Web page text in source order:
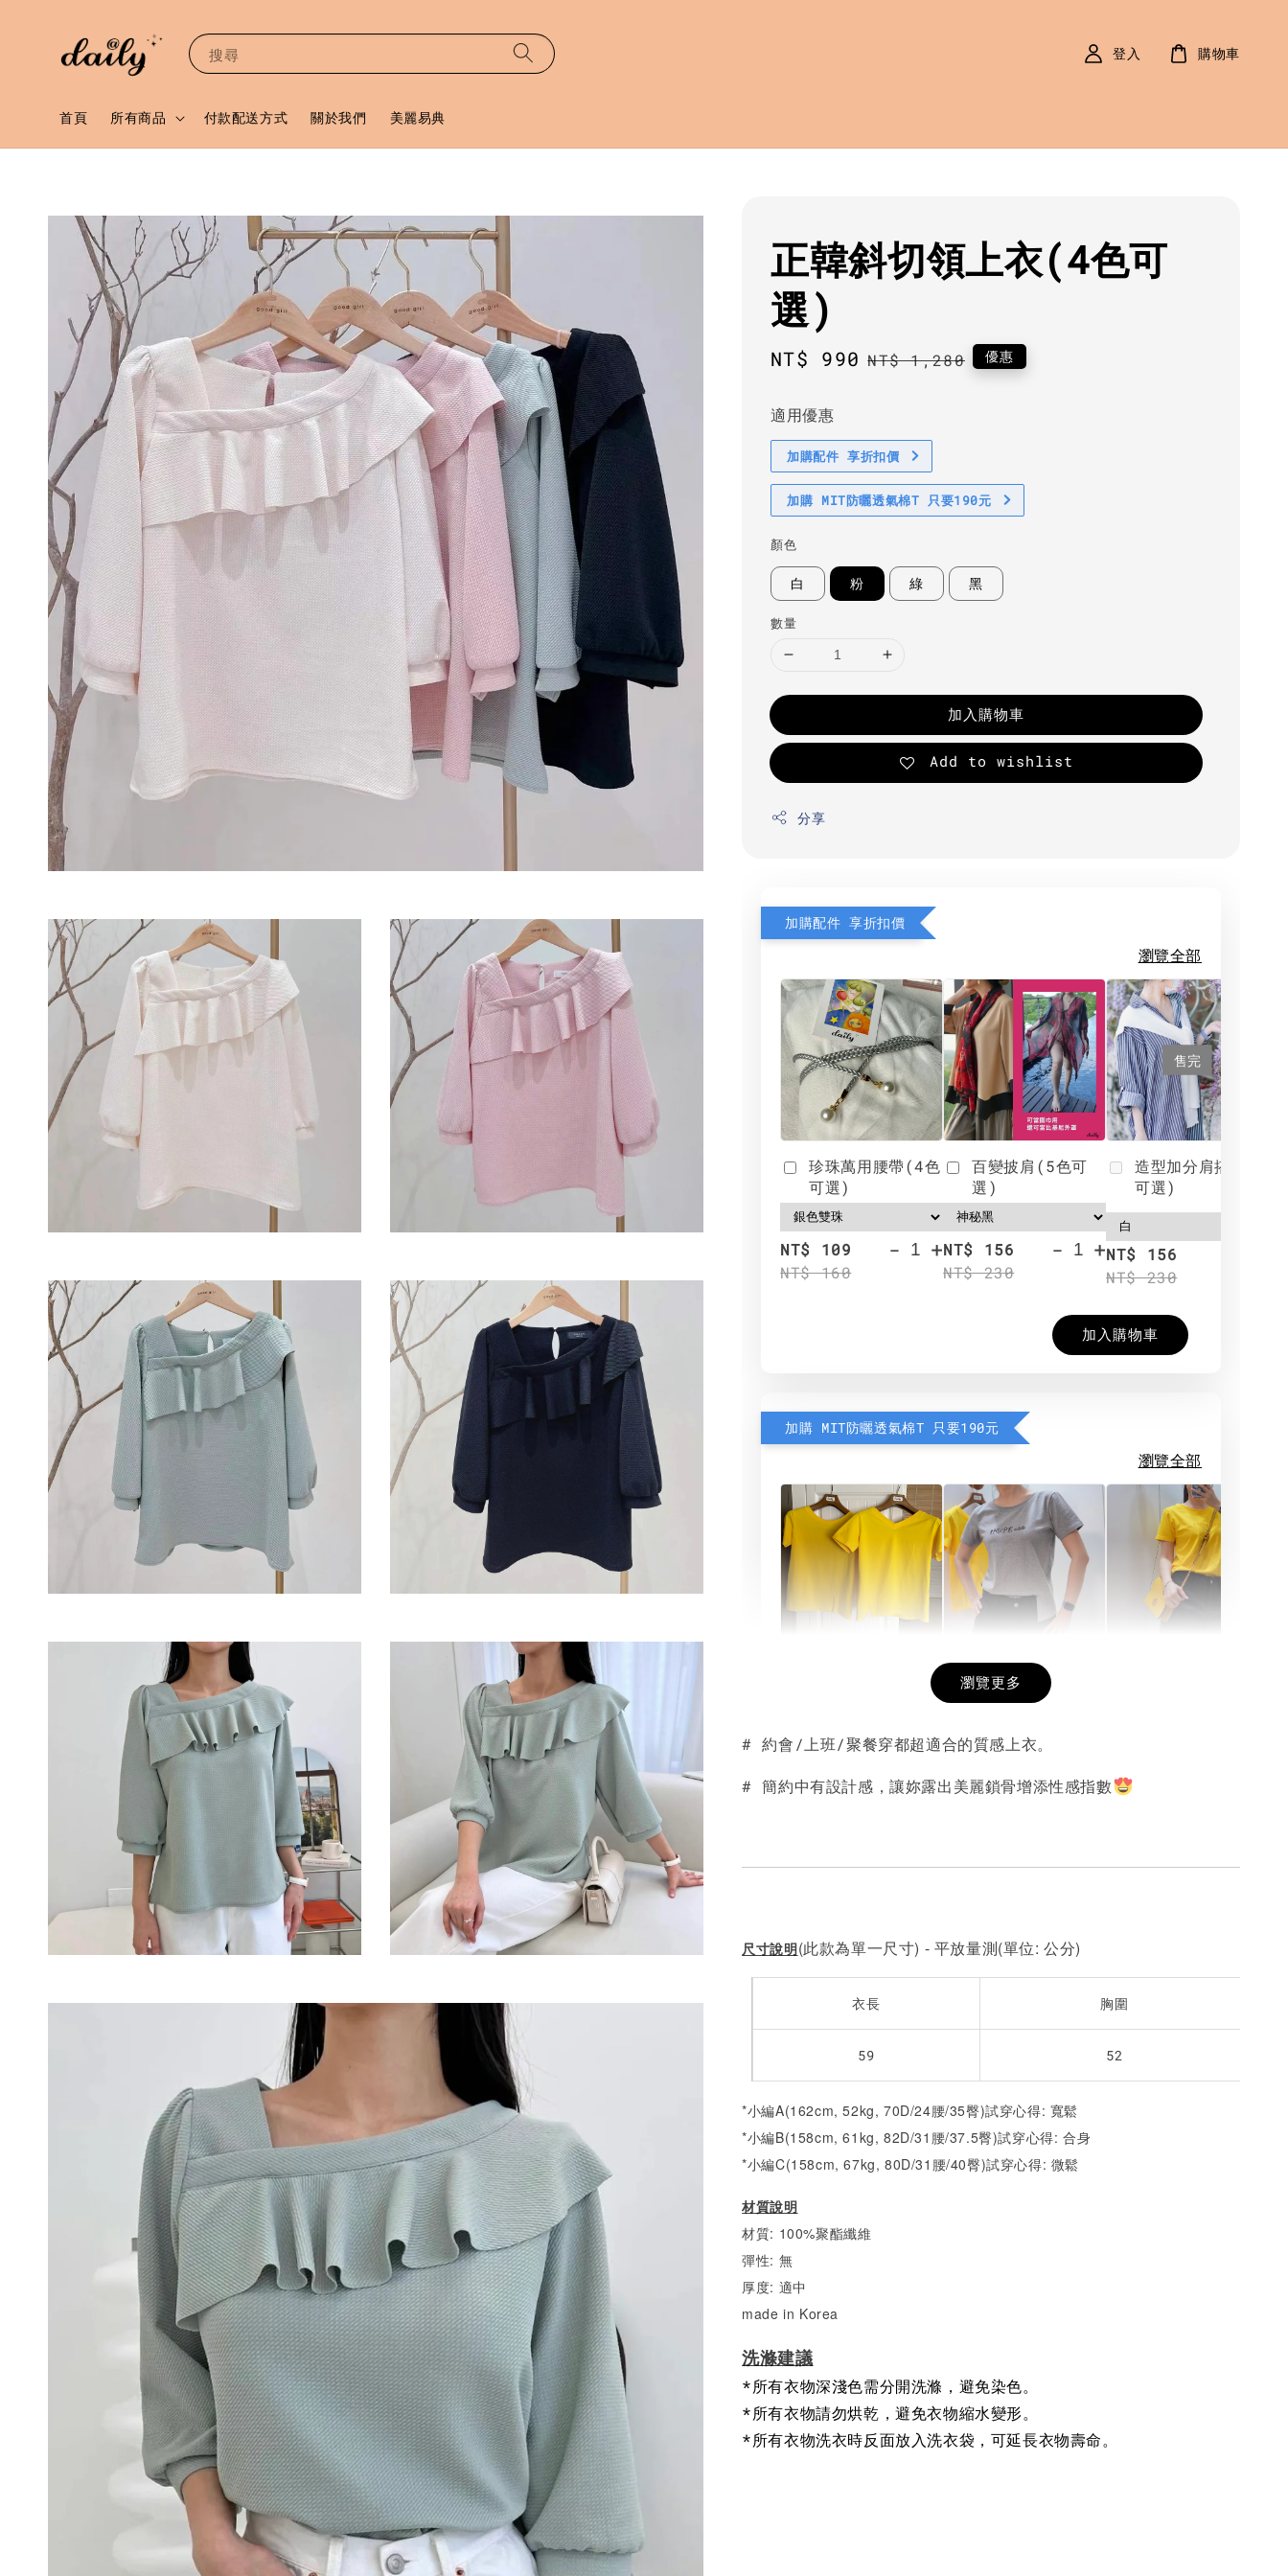
搜尋
首頁 所有商品 付款配送方式 關於我們 美麗易典
登入 購物車
正韓斜切領上衣(4色可
選)
Sale
NT$ 990 Regular
NT$ 1,280 優惠
適用優惠
加購配件 享折扣價
加購 MIT防曬透氣棉T 只要190元
顏色
白 粉 綠 黑
數量
加入購物車
Add to wishlist
分享
加購配件 享折扣價
瀏覽全部
珍珠萬用腰帶(4色
可選)
NT$ 109
NT$ 160
- +
百變披肩(5色可
選)
NT$ 156
NT$ 230
- +
售完
造型加分肩搭(4色
可選)
NT$ 156
NT$ 230
加入購物車
加購 MIT防曬透氣棉T 只要190元
瀏覽全部
NT$ 190
NT$ 450
- +
希望相隨雙面T
NT$ 190
NT$ 450
NT$ 450
瀏覽更多
# 約會/上班/聚餐穿都超適合的質感上衣。
# 簡約中有設計感，讓妳露出美麗鎖骨增添性感指數
尺寸說明(此款為單一尺寸) - 平放量測(單位: 公分)
衣長 胸圍
59 52
*小編A(162cm, 52kg, 70D/24腰/35臀)試穿心得: 寬鬆
*小編B(158cm, 61kg, 82D/31腰/37.5臀)試穿心得: 合身
*小編C(158cm, 67kg, 80D/31腰/40臀)試穿心得: 微鬆
材質說明
材質: 100%聚酯纖維
彈性: 無
厚度: 適中
made in Korea
洗滌建議
*所有衣物深淺色需分開洗滌，避免染色。
*所有衣物請勿烘乾，避免衣物縮水變形。
*所有衣物洗衣時反面放入洗衣袋，可延長衣物壽命。